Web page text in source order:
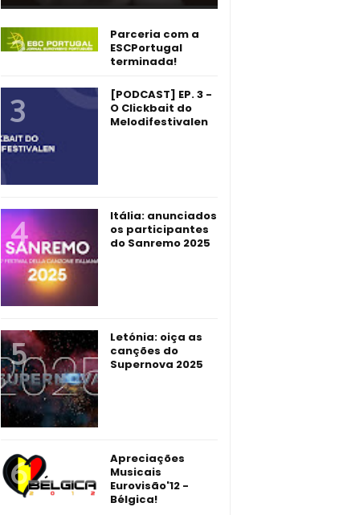
Parceria com a
ESCPortugal
terminada!
[PODCAST] EP. 3 -
O Clickbait do
Melodifestivalen
Itália: anunciados
os participantes
do Sanremo 2025
Letónia: oiça as
canções do
Supernova 2025
Apreciações
Musicais
Eurovisão'12 -
Bélgica!